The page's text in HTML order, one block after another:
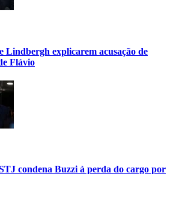
Lindbergh explicarem acusação de
Flávio
condena Buzzi à perda do cargo por